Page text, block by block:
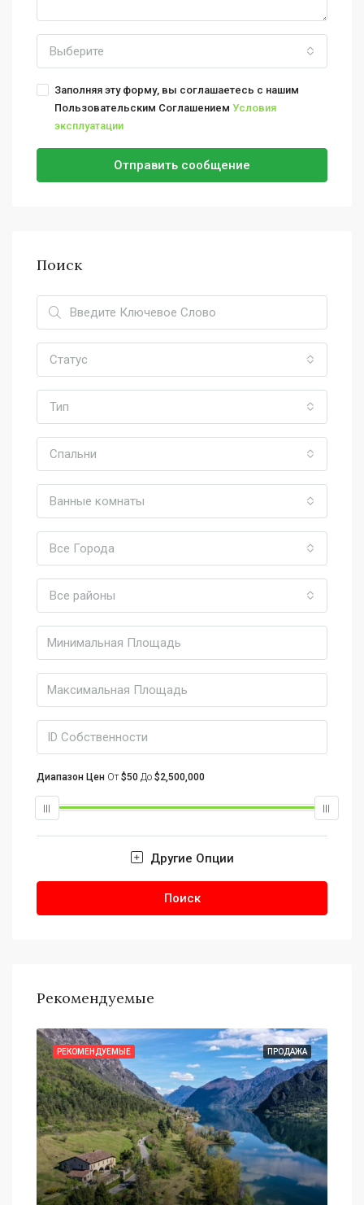
Выберите
Заполняя эту форму, вы соглашаетесь с нашим
Пользовательским Соглашением Условия
эксплуатации
Отправить сообщение
Поиск
Статус
Тип
Спальни
Ванные комнаты
Все Города
Все районы
Диапазон Цен От$50 До $2,500,000
Другие Опции
Поиск
Рекомендуемые
ПРОДАЖА
РЕКОМЕНДУЕМЫЕ